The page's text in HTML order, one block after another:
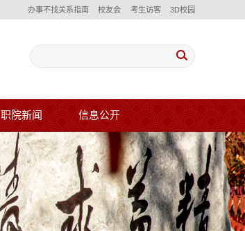
办事不找关系指南 校友会 考生访客 3D校园
职院新闻 信息公开